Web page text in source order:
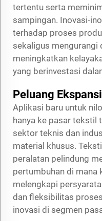
tertentu serta
sampingan. Inovasi-
terhadap proses
sekaligus mengurangi
meningkatkan
yang berinvestasi
Peluang
Aplikasi baru untuk
hanya ke pasar tekstil
sektor teknis dan
material khusus.
peralatan pelindung
pertumbuhan di mana
melengkapi
dan fleksibilitas
inovasi di segmen